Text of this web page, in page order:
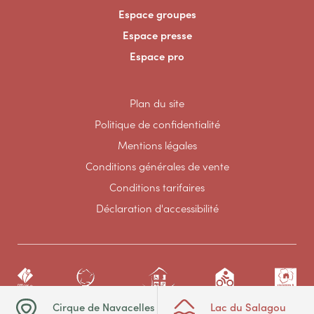
Cirque de Navacelles Lac du Salagou
Espace groupes
Espace presse
Espace pro
Plan du site
Politique de confidentialité
Mentions légales
Conditions générales de vente
Conditions tarifaires
Déclaration d'accessibilité